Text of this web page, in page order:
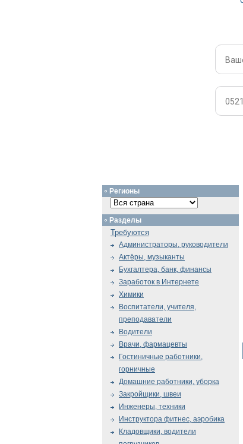
Регионы
Разделы
Требуются
Администраторы, руководители
Актёры, музыканты
Бухгалтера, банк, финансы
Заработок в Интернете
Химики
Воспитатели, учителя,
преподаватели
Водители
Врачи, фармацевты
Гостиничные работники,
горничные
Домашние работники, уборка
Закройщики, швеи
Инженеры, техники
Инструктора фитнес, аэробика
Кладовщики, водители